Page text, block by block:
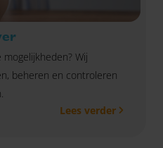
Wij
beheren en controleren
Lees verder